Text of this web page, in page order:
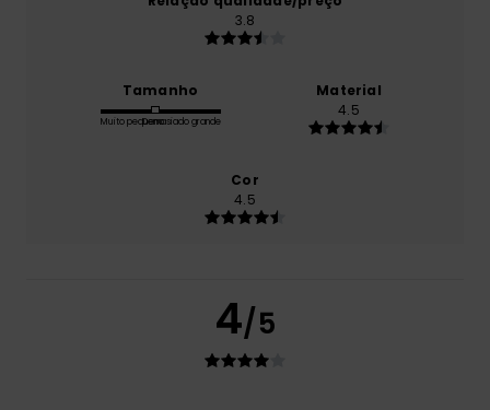
3.8
Tamanho
Muito pequenoDemasiado grande
Material
4.5
Cor
4.5
4/5